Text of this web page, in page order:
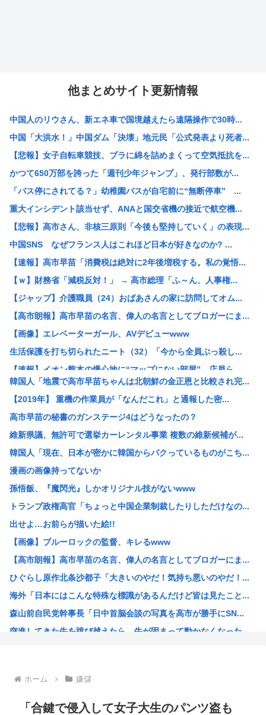
他まとめサイト更新情報
中国人のリウさん、新エネ車で国境越えたら遠隔操作で30時...
中国「大洪水！」中国ダム「決壊」地元民「公式発表より死者...
【悲報】女子自転車競技、ブラに綿を詰めまくって空気抵抗を...
かつて650万部を誇った「週刊少年ジャンプ」、発行部数が...
「バス停にされてる？」幼稚園バスが自宅前に“無断停車” ...
重大インシデント該当せず、ANAと国交省機の接近で航空機...
【悲報】高市さん、非核三原則「今後も堅持していく」の表現...
中国SNS なぜフランス人はこれほど日本が好きなのか? ...
【速報】高市早苗「消費税は絶対に2年後増税する。私の覚悟...
【ｗ】財務省「減税反対！」 → 高市総理「ふ～ん、人事権...
【ジャップ】介護職員（24）おばあさんの家に訪問してオム...
【高市朗報】高市早苗の名言、偉人の名言としてブロガーにま...
【画像】エレベーターガール、AVデビューwww
生活保護を打ち切られたニート（32）「今から全員ぶっ殺し...
【速報】イオン熊本の爆心地に“マップにない部屋” 店員ら...
be[662593167]⇦こいつ中国のことが好きすぎて...
元キャバ嬢のMINAさん（みなちゃん）が配信中に亡くなっ...
【衝撃】NHK職員が番組出演タレントから性被害←これ！
中国政府、強烈な不満を表明「泥棒が『泥棒を捕まえろ』と叫...
【速報】 記者「中革連は食料品消費税ゼロを公約に掲げてい...
高市総理の非核三原則「堅持しながら」→「堅持しつつ」→「...
「盗人たけだけしい」中国国防省が防衛白書に反発 「日本の...
【悲報】なんでお前らチクニーしないの？
【悲報】リュウジ氏、冷やし中華を「あり得ないほどダルい」...
【悲報】みいちゃん作者「みいちゃん母は障害者なので自分が...
「コンビニ、馬鹿にすんなよ」→あのオーナー夫婦、不起訴ｗ...
“映像化不可”と言われた渡辺淳一の問題作を実娘が映画化 ...
野獣先輩、中国で市民権を得る
高市早苗政府「外国人は生活保護法の対象にならない」
韓国人「地震で高市早苗ちゃんは北朝鮮の金正恩と比較され完...
【2019年】 重機の作業員が「なんだこれ」と通報した密...
高市早苗の秘書のガンステージ4はどうなったの？
維新県議、無許可で選挙カーレンタル事業 複数の維新候補が...
韓国人「現在、日本が密かに韓国からパクっているものがこち...
漫画の画像持ってないか
孫悟飯、『魔閃光』しかオリジナル技がないwww
トランプ政権高官「ちょっと中国企業制裁したりしただけなの...
出せよ…お前らが描いた絵!!
【画像】ブルーロックの監督、キレるwww
【高市朗報】高市早苗の名言、偉人の名言としてブロガーにま...
ひぐらし原作北条沙都子「大きいのやだ！気持ち悪いのやだ！...
海外「日本にはこんな特殊な標識があるんだけど皆は見たこと...
森山前自民党幹事長「日中首脳会談の写真を高市が勝手にSN...
突進してきた牛を跳び越えたら、牛が固まって動かなくなった...
小泉進次郎、自衛隊の退役軍人への「支援庁」新設を検討
日本政府、通信監視へ 「トクリュウ対策」
ホーム 嫌儲
「合鍵で侵入して女子大生のパンツ盗も